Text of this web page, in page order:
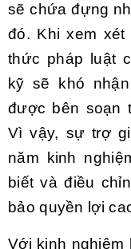
sẽ chứa đựng
đó. Khi xem
thức pháp luật
kỹ sẽ khó
được bên soạn
Vì vậy, sự trợ
năm kinh
biết và điều
bảo quyền lợi
Với kinh nghiệm